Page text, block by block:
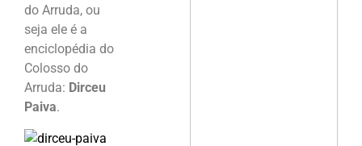
do Arruda, ou
seja ele é a
enciclopédia do
Colosso do
Arruda: Dirceu
Paiva.